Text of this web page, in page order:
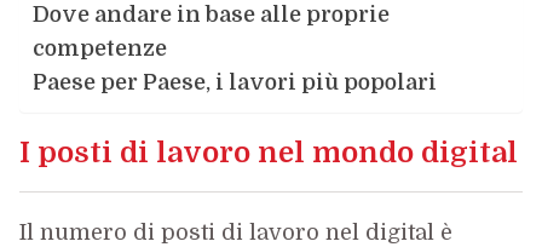
Dove andare in base alle proprie
competenze
Paese per Paese, i lavori più popolari
I posti di lavoro nel mondo digital
Il numero di posti di lavoro nel digital è